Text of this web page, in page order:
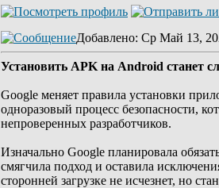
Добавлено: Ср Май 13,
Установить APK на Android станет
Google меняет правила установки
одноразовый процесс безопасности,
непроверенных разработчиков.
Изначально Google планировала
смягчила подход и оставила
сторонней загрузке не исчезнет, но